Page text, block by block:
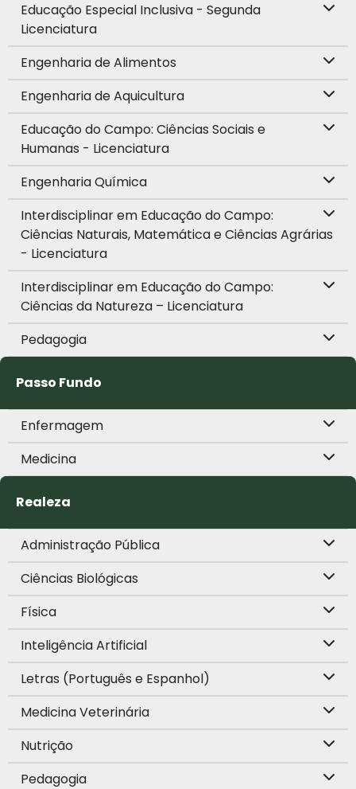
Educação Especial Inclusiva - Segunda
Licenciatura
Engenharia de Alimentos
Engenharia de Aquicultura
Educação do Campo: Ciências Sociais e
Humanas - Licenciatura
Engenharia Química
Interdisciplinar em Educação do Campo:
Ciências Naturais, Matemática e Ciências Agrárias
- Licenciatura
Interdisciplinar em Educação do Campo:
Ciências da Natureza – Licenciatura
Pedagogia
Passo Fundo
Enfermagem
Medicina
Realeza
Administração Pública
Ciências Biológicas
Física
Inteligência Artificial
Letras (Português e Espanhol)
Medicina Veterinária
Nutrição
Pedagogia